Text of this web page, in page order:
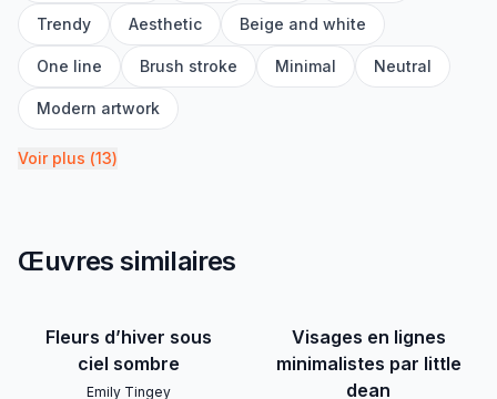
Trendy Aesthetic Beige and white
One line Brush stroke Minimal Neutral
Modern artwork
Voir plus (13)
Œuvres similaires
Fleurs d’hiver sous
ciel sombre
Emily Tingey
Visages en lignes
minimalistes par little
dean